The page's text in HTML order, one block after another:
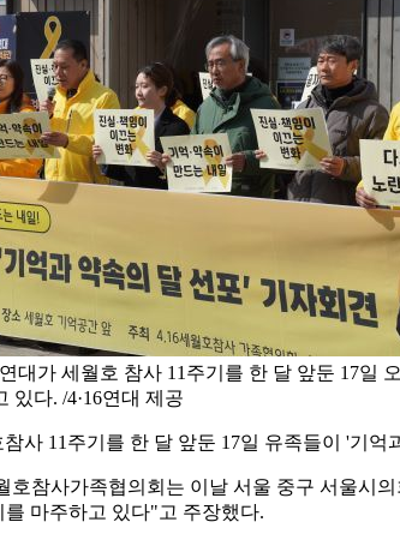
대가 세월호 참사 11주기를 한 달 앞둔 17일
있다. /4·16연대 제공
사 11주기를 한 달 앞둔 17일 유족들이 '기
호참사가족협의회는 이날 서울 중구 서울
마주하고 있다"고 주장했다.